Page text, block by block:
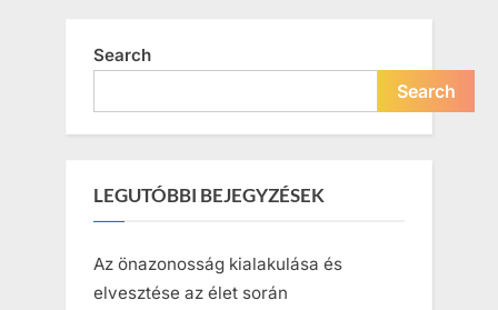
Search
Search
LEGUTÓBBI BEJEGYZÉSEK
Az önazonosság kialakulása és
elvesztése az élet során